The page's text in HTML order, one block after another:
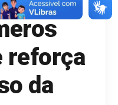
reforça
da